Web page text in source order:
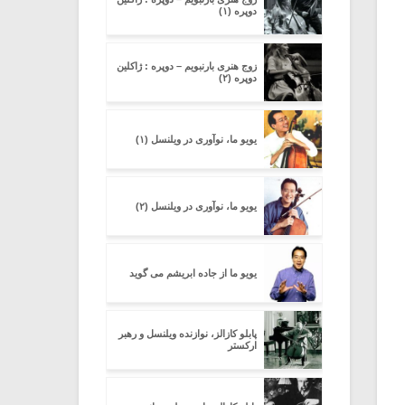
دوپره (۱)
زوج هنری بارنبویم – دوپره : ژاکلین
دوپره (۲)
یویو ما، نوآوری در ویلنسل (۱)
یویو ما، نوآوری در ویلنسل (۲)
یویو ما از جاده ابریشم می گوید
پابلو کازالز، نوازنده ویلنسل و رهبر
ارکستر